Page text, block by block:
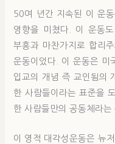
50여 년간 지속된 이 운
영향을 미쳤다. 이 운동
부흥과 마찬가지로 합리
운동이었다. 이 운동은 미
입교의 개념 즉 교인됨의
한 사람들이라는 표준을
한 사람들만의 공동체라
이 영적 대각성운동은 뉴